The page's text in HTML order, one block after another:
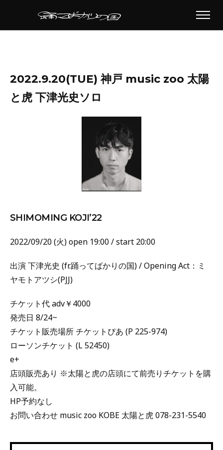
2022.9.20(TUE) 神戸 music zoo 太陽
と虎 下津光史ソロ
SHIMOMING KOJI’22
2022/09/20 (火) open 19:00 / start 20:00
出演 下津光史 (fr.踊ってばかりの国) / Opening Act：ミ
ヤモトアツシ(PJJ)
チケット代 adv￥4000
発売日 8/24~
チケット販売場所 チケットぴあ (P 225-974)
ローソンチケット (L 52450)
e+
店頭販売あり ※太陽と虎の店頭にて前売りチケットを購
入可能。
HP予約なし
お問い合わせ music zoo KOBE 太陽と虎 078-231-5540